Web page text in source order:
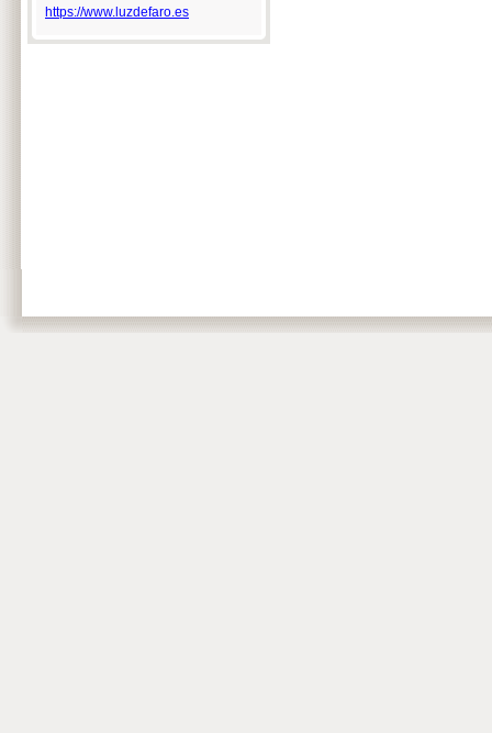
https://www.luzdefaro.es